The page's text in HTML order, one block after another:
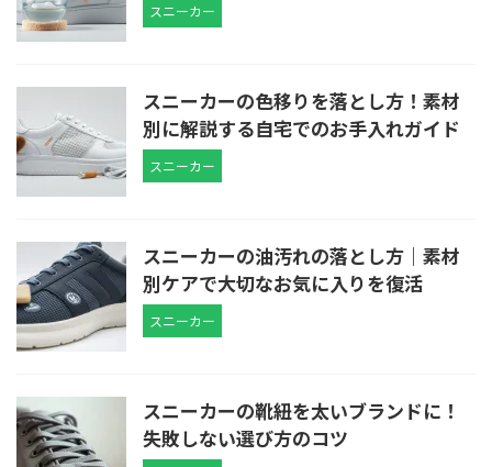
スニーカー
スニーカーの色移りを落とし方！素材
別に解説する自宅でのお手入れガイド
スニーカー
スニーカーの油汚れの落とし方｜素材
別ケアで大切なお気に入りを復活
スニーカー
スニーカーの靴紐を太いブランドに！
失敗しない選び方のコツ